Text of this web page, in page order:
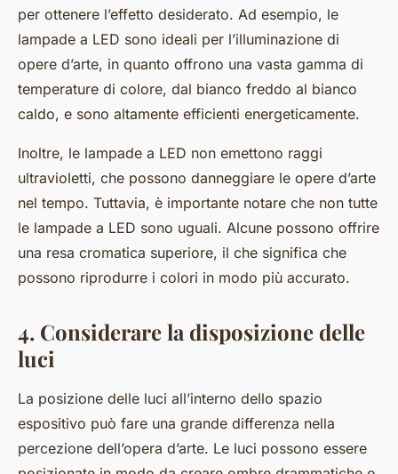
per ottenere l’effetto desiderato. Ad esempio, le
lampade a LED sono ideali per l’illuminazione di
opere d’arte, in quanto offrono una vasta gamma di
temperature di colore, dal bianco freddo al bianco
caldo, e sono altamente efficienti energeticamente.
Inoltre, le lampade a LED non emettono raggi
ultravioletti, che possono danneggiare le opere d’arte
nel tempo. Tuttavia, è importante notare che non tutte
le lampade a LED sono uguali. Alcune possono offrire
una resa cromatica superiore, il che significa che
possono riprodurre i colori in modo più accurato.
4. Considerare la disposizione delle
luci
La posizione delle luci all’interno dello spazio
espositivo può fare una grande differenza nella
percezione dell’opera d’arte. Le luci possono essere